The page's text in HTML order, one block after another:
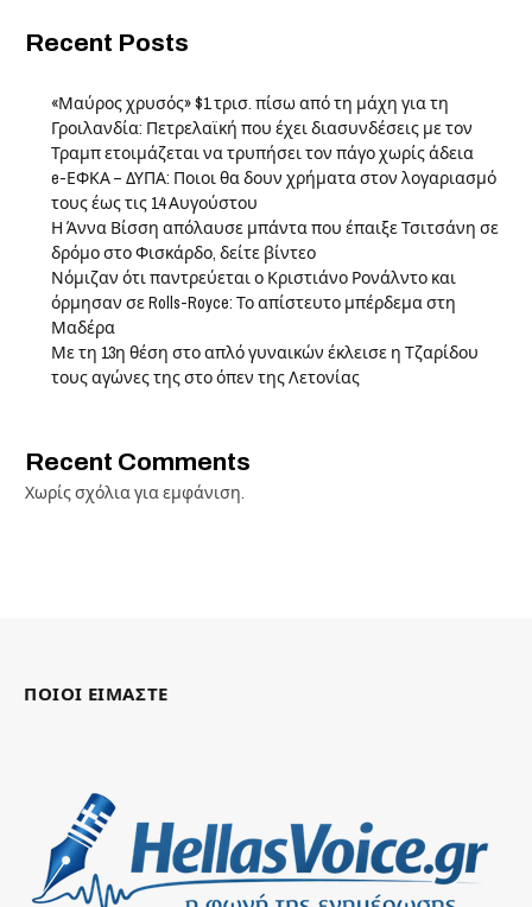
Recent Posts
«Μαύρος χρυσός» $1 τρισ. πίσω από τη μάχη για τη
Γροιλανδία: Πετρελαϊκή που έχει διασυνδέσεις με τον
Τραμπ ετοιμάζεται να τρυπήσει τον πάγο χωρίς άδεια
e-ΕΦΚΑ – ΔΥΠΑ: Ποιοι θα δουν χρήματα στον λογαριασμό
τους έως τις 14 Αυγούστου
Η Άννα Βίσση απόλαυσε μπάντα που έπαιξε Τσιτσάνη σε
δρόμο στο Φισκάρδο, δείτε βίντεο
Νόμιζαν ότι παντρεύεται ο Κριστιάνο Ρονάλντο και
όρμησαν σε Rolls-Royce: Το απίστευτο μπέρδεμα στη
Μαδέρα
Με τη 13η θέση στο απλό γυναικών έκλεισε η Τζαρίδου
τους αγώνες της στο όπεν της Λετονίας
Recent Comments
Χωρίς σχόλια για εμφάνιση.
ΠΟΙΟΙ ΕΙΜΑΣΤΕ